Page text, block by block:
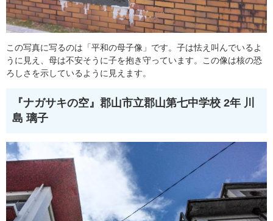
この写真に写るのは「平和の母子像」です。子は怯え叫んでいるよ
うに見え、母は不安そうに子を抱き守っています。この像は核の恐
ろしさを示しているように見えます。
『ナガサキの空』 郡山市立郡山第七中学校 2年 川
島 璃子